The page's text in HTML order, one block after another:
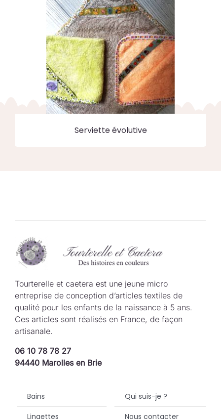
Serviette évolutive
Tourterelle et caetera est une jeune micro
entreprise de conception d’articles textiles de
qualité pour les enfants de la naissance à 5 ans.
Ces articles sont réalisés en France, de façon
artisanale.
06 10 78 78 27
94440 Marolles en Brie
Bains
Lingettes
Qui suis-je ?
Nous contacter